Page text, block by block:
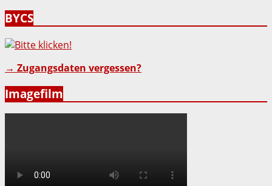
BYCS
→ Zugangsdaten vergessen?
Imagefilm